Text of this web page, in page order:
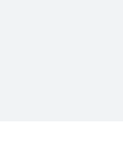
bieżąco z